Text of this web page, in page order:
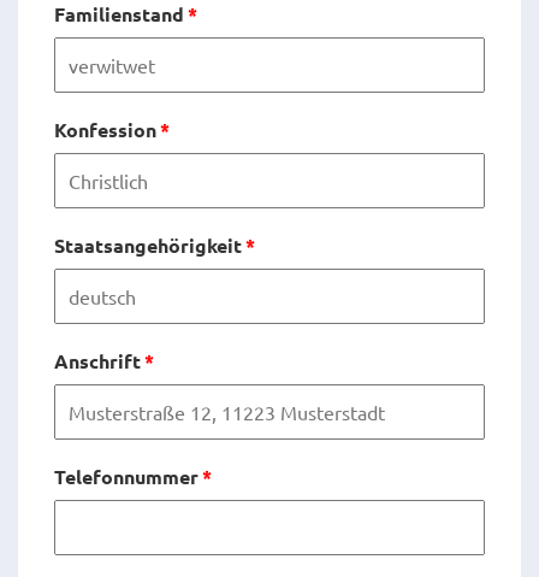
Familienstand*
Konfession*
Staatsangehörigkeit*
Anschrift*
Telefonnummer*